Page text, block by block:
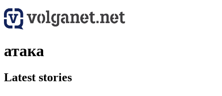
атака
Latest stories